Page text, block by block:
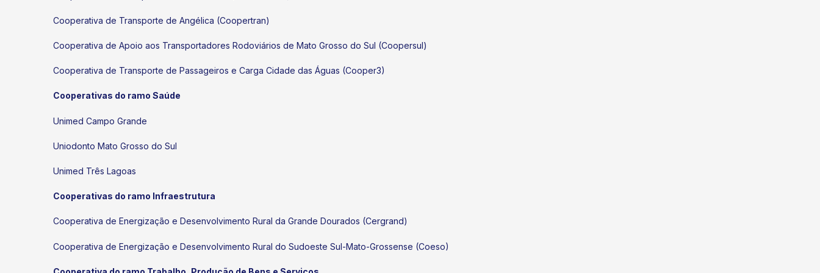
Cooperativa de Transporte de Angélica (Coopertran)
Cooperativa de Apoio aos Transportadores Rodoviários de Mato Grosso do Sul (Coopersul)
Cooperativa de Transporte de Passageiros e Carga Cidade das Águas (Cooper3)
Cooperativas do ramo Saúde
Unimed Campo Grande
Uniodonto Mato Grosso do Sul
Unimed Três Lagoas
Cooperativas do ramo Infraestrutura
Cooperativa de Energização e Desenvolvimento Rural da Grande Dourados (Cergrand)
Cooperativa de Energização e Desenvolvimento Rural do Sudoeste Sul-Mato-Grossense (Coeso)